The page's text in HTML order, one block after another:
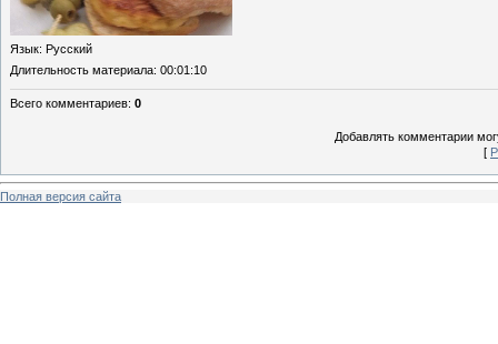
Язык: Русский
Длительность материала: 00:01:10
Всего комментариев: 0
Добавлять комментарии
[
Полная версия сайта